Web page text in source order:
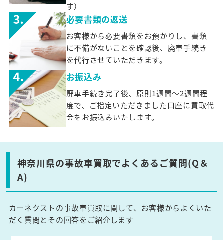
す）
必要書類の返送
お客様から必要書類をお預かりし、書類
に不備がないことを確認後、廃車手続き
を代行させていただきます。
お振込み
廃車手続き完了後、原則1週間～2週間程
度で、ご指定いただきました口座に買取代
金をお振込みいたします。
神奈川県の事故車買取でよくあるご質問(Q＆
A)
カーネクストの事故車買取に関して、お客様からよくいた
だく質問とその回答をご紹介します